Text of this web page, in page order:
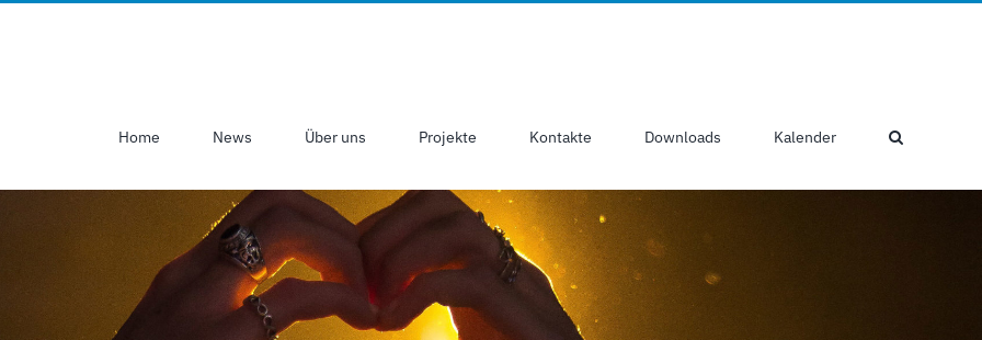
Home News Über uns Projekte Kontakte Downloads Kalender